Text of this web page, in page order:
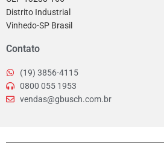
Distrito Industrial
Vinhedo-SP Brasil
Contato
(19) 3856-4115
0800 055 1953
vendas@gbusch.com.br